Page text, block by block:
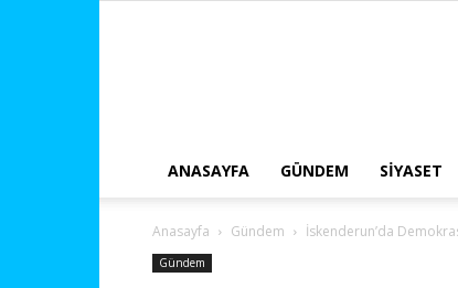
ANASAYFA GÜNDEM SIYASET
Anasayfa Gündem İskenderun’da
Gündem